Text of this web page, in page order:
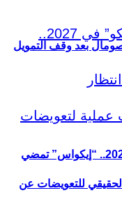
إطلاق العملة الموحدة “إيكو” في 2027.. “إيكواس” تمضي
بعد وقف التمويل
للتعويضات عن